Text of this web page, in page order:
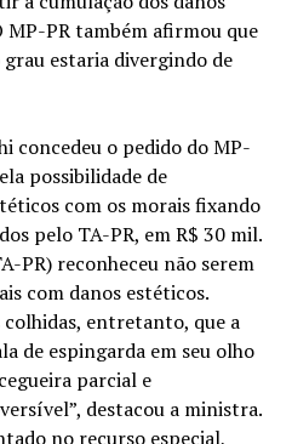
MP-PR também afirmou que
estaria divergindo de
concedeu o pedido do MP-
possibilidade de
com os morais fixando
pelo TA-PR, em R$ 30 mil.
PR) reconheceu não serem
com danos estéticos.
entretanto, que a
de espingarda em seu olho
parcial e
destacou a ministra.
no recurso especial,